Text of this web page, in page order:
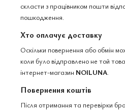
скласти з працівником пошти
пошкодження.
Хто оплачує доставку
Оскільки повернення або обмін
коли було відправлено не той
інтернет-магазин NOILUNA.
Повернення коштів
Після отримання та перевірки